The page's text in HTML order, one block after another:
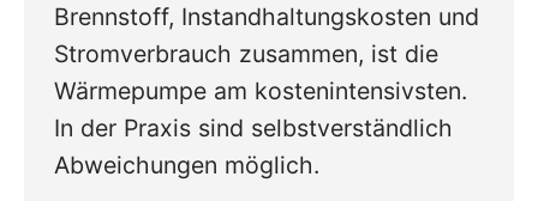
Brennstoff, Instandhaltungskosten und
Stromverbrauch zusammen, ist die
Wärmepumpe am kostenintensivsten.
In der Praxis sind selbstverständlich
Abweichungen möglich.